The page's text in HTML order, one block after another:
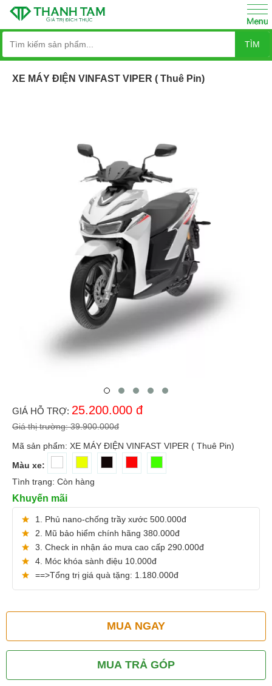
TÌM
XE MÁY ĐIỆN VINFAST VIPER ( Thuê Pin)
GIÁ HỖ TRỢ: 25.200.000 đ
Giá thị trường:39.900.000đ
Mã sản phẩm: XE MÁY ĐIỆN VINFAST VIPER ( Thuê Pin)
Màu xe:
Tình trạng: Còn hàng
Khuyến mãi
1. Phủ nano-chống trầy xước 500.000đ
2. Mũ bảo hiểm chính hãng 380.000đ
3. Check in nhận áo mưa cao cấp 290.000đ
4. Móc khóa sành điệu 10.000đ
==>Tổng trị giá quà tặng: 1.180.000đ
MUA NGAY
MUA TRẢ GÓP